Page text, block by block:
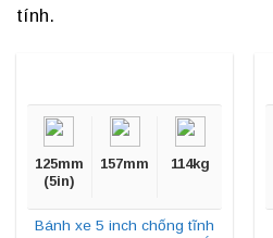
tính.
125mm
(5in)
157mm 114kg
Bánh xe 5 inch chống tĩnh